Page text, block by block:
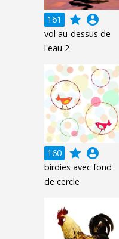
161 grade account_circle
vol au-dessus de
l'eau 2
160 grade account_circle
birdies avec fond
de cercle